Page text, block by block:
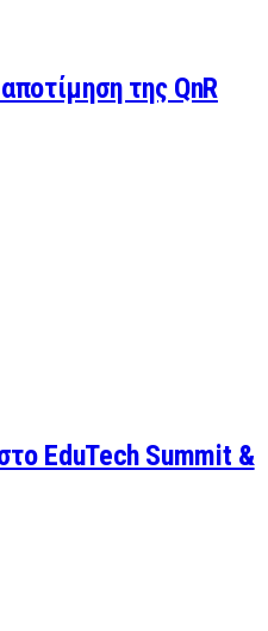
της QnR
EduTech Summit &